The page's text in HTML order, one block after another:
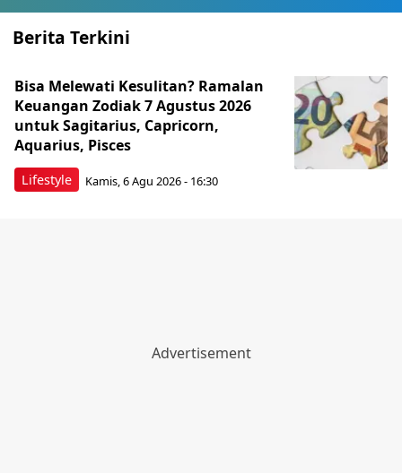
Berita Terkini
Lifestyle
Bisa Melewati Kesulitan? Ramalan
Keuangan Zodiak 7 Agustus 2026
untuk Sagitarius, Capricorn,
Aquarius, Pisces
Kamis, 6 Agu 2026 - 16:30